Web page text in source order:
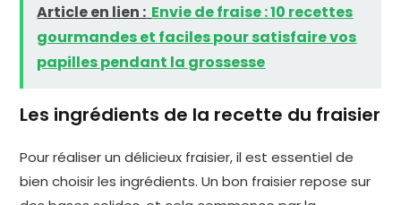
Article en lien : Envie de fraise : 10 recettes
gourmandes et faciles pour satisfaire vos
papilles pendant la grossesse
Les ingrédients de la recette du fraisier
Pour réaliser un délicieux fraisier, il est essentiel de
bien choisir les ingrédients. Un bon fraisier repose sur